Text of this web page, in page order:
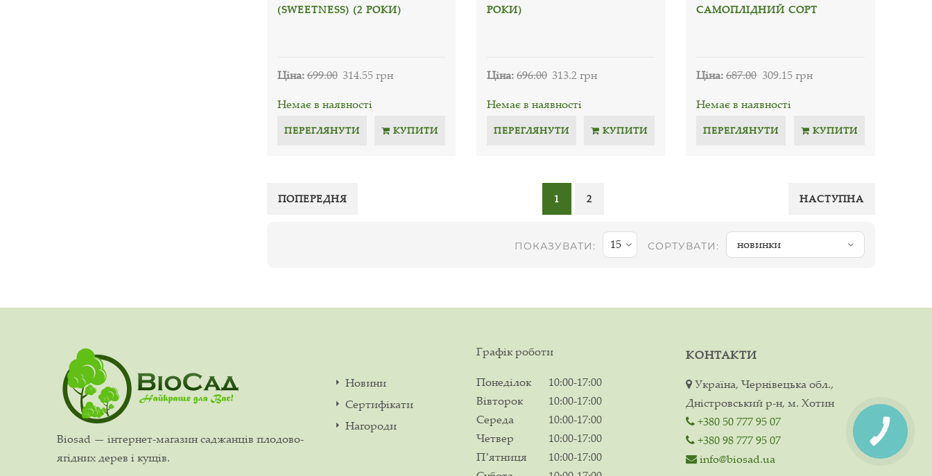
(SWEETNESS) (2 РОКИ)
Ціна:699.00 314.55 грн
Немає в наявності
ПЕРЕГЛЯНУТИ КУПИТИ
РОКИ)
Ціна:696.00 313.2 грн
Немає в наявності
ПЕРЕГЛЯНУТИ КУПИТИ
САМОПЛІДНИЙ СОРТ
Ціна:687.00 309.15 грн
Немає в наявності
ПЕРЕГЛЯНУТИ КУПИТИ
ПОПЕРЕДНЯ 1 2 НАСТУПНА
ПОКАЗУВАТИ: 15 СОРТУВАТИ: новинки
Biosad — інтернет-магазин саджанців плодово-
ягідних дерев і кущів.
Новини
Сертифікати
Нагороди
Графік роботи
Понеділок
10:00-17:00
Вівторок
10:00-17:00
Середа
10:00-17:00
Четвер
10:00-17:00
Пʼятниця
10:00-17:00
КОНТАКТИ
Україна, Чернівецька обл.,
Дністровський р-н, м. Хотин
+380 50 777 95 07
+380 98 777 95 07
info@biosad.ua